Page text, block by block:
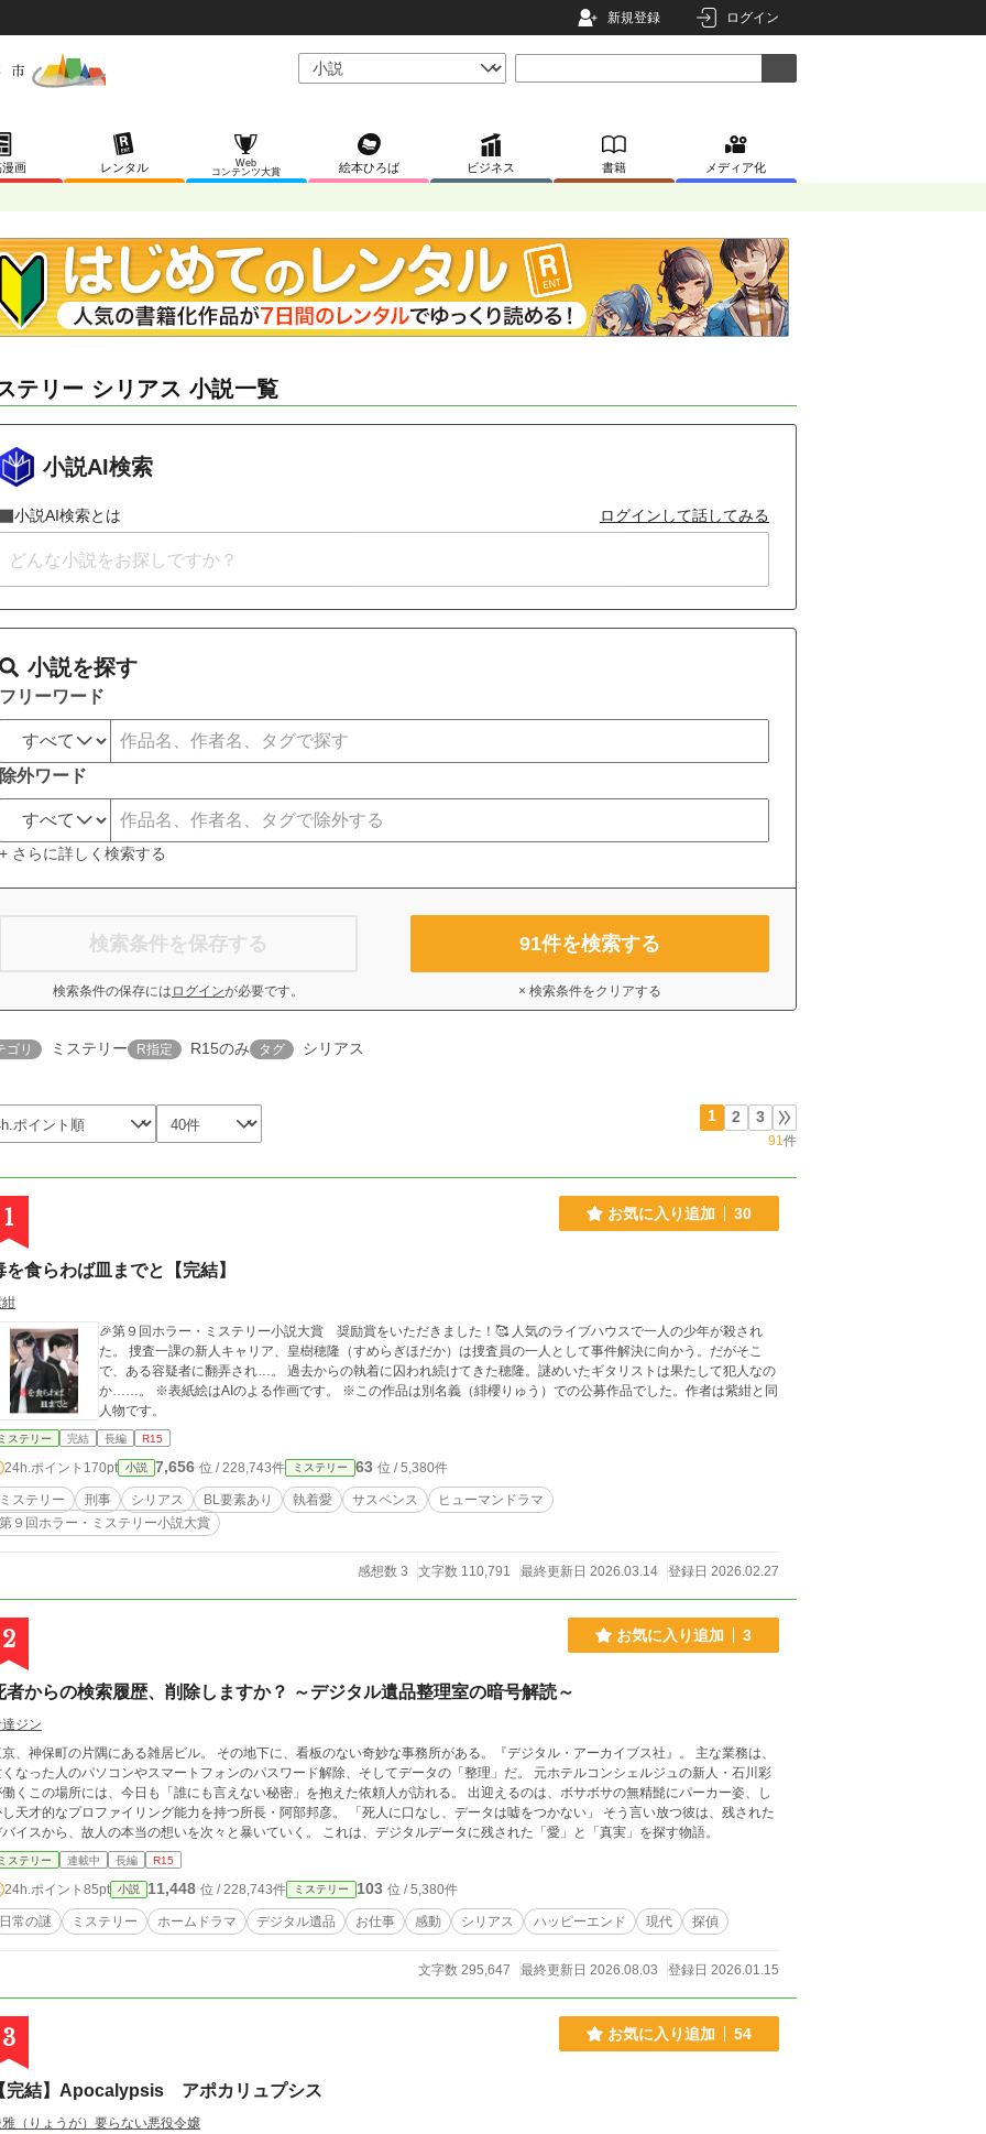
新規登録 ログイン
画 レンタル
Web
コンテンツ大賞
絵本ひろば ビジネス 書籍 メディア化
テリー シリアス 小説一覧
小説AI検索
小説AI検索とは ログインして話してみる
小説を探す
フリーワード
除外ワード
+ さらに詳しく検索する
検索条件を保存する
検索条件の保存には ログインが必要です。
91件を検索する
× 検索条件をクリアする
ゴリ ミステリー R指定 R15のみ タグ シリアス
1 2 3
91件
1 お気に入り追加 30
を食らわば皿までと【完結】
🎉第９回ホラー・ミステリー小説大賞 奨励賞をいただきました！🥰 人気のライブハウスで一人の少年が殺され
た。 捜査一課の新人キャリア、皇樹穂隆（すめらぎほだか）は捜査員の一人として事件解決に向かう。だがそこ
で、ある容疑者に翻弄され…。 過去からの執着に囚われ続けてきた穂隆。謎めいたギタリストは果たして犯人なの
か……。 ※表紙絵はAIのよる作画です。 ※この作品は別名義（緋櫻りゅう）での公募作品でした。作者は紫紺と同
人物です。
ステリー 完結 長編 R15
24h.ポイント 170pt 小説 7,656 位 / 228,743件 ミステリー 63 位 / 5,380件
ミステリー 刑事 シリアス BL要素あり 執着愛 サスペンス
ヒューマンドラマ
第９回ホラー・ミステリー小説大賞
感想数 3 文字数 110,791 最終更新日 2026.03.14 登録日 2026.02.27
2 お気に入り追加 3
者からの検索履歴、削除しますか？ ～デジタル遺品整理室の暗号解読～
ジン
、神保町の片隅にある雑居ビル。 その地下に、看板のない奇妙な事務所がある。『デジタル・アーカイブス社』。 主な業務は、
なった人のパソコンやスマートフォンのパスワード解除、そしてデータの「整理」だ。 元ホテルコンシェルジュの新人・石川彩
くこの場所には、今日も「誰にも言えない秘密」を抱えた依頼人が訪れる。 出迎えるのは、ボサボサの無精髭にパーカー姿、し
才的なプロファイリング能力を持つ所長・阿部邦彦。 「死人に口なし、データは嘘をつかない」 そう言い放つ彼は、残された
イスから、故人の本当の想いを次々と暴いていく。 これは、デジタルデータに残された「愛」と「真実」を探す物語。
ステリー 連載中 長編 R15
24h.ポイント 85pt 小説 11,448 位 / 228,743件 ミステリー 103 位 / 5,380件
日常の謎 ミステリー ホームドラマ デジタル遺品 お仕事 感動 シリアス ハッピーエンド 現代 探偵
文字数 295,647 最終更新日 2026.08.03 登録日 2026.01.15
3 お気に入り追加 54
完結】Apocalypsis アポカリュプシス
（りょうが）要らない悪役令嬢